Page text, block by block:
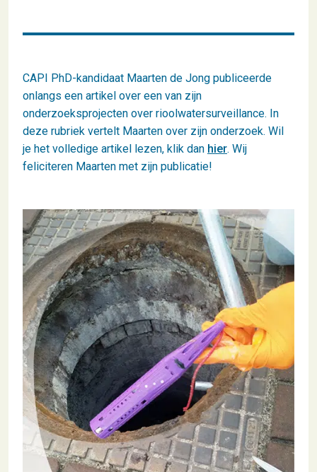
CAPI PhD-kandidaat Maarten de Jong publiceerde
onlangs een artikel over een van zijn
onderzoeksprojecten over rioolwatersurveillance. In
deze rubriek vertelt Maarten over zijn onderzoek. Wil
je het volledige artikel lezen, klik dan hier. Wij
feliciteren Maarten met zijn publicatie!